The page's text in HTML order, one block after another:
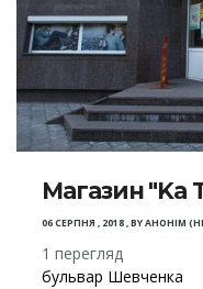
Магазин "Ka
06 СЕРПНЯ , 2018,BYАНОНІМ
1 перегляд
бульвар Шевченка